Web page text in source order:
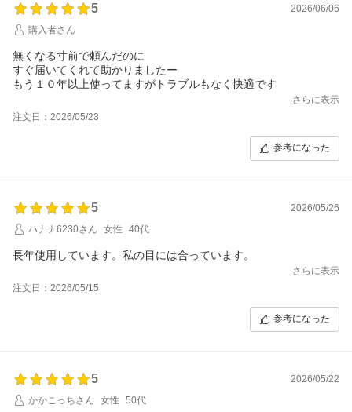
5
2026/06/06
購入者さん
無くなる寸前で頼んだのに
すぐ届いてくれて助かりましたー
もう１０年以上使ってますがトラブルもなく快適です
さらに表示
注文日：2026/05/23
参考になった
5
2026/05/26
ハナナ6230さん
女性 40代
さらに表示
注文日：2026/05/15
参考になった
5
2026/05/22
かかこっちさん
女性 50代